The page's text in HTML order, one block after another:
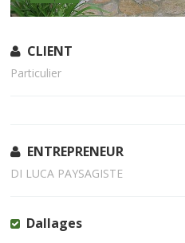
CLIENT
Particulier
ENTREPRENEUR
DI LUCA PAYSAGISTE
Dallages